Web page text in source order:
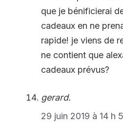
que je bénificierai
cadeaux en ne
rapide! je viens de
ne contient que
cadeaux prévus?
gerard.
29 juin 2019 à 14 h